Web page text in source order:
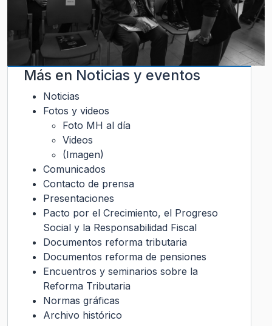
Más en Noticias y eventos
Noticias
Fotos y videos
Foto MH al día
Videos
(Imagen)
Comunicados
Contacto de prensa
Presentaciones
Pacto por el Crecimiento, el Progreso
Social y la Responsabilidad Fiscal
Documentos reforma tributaria
Documentos reforma de pensiones
Encuentros y seminarios sobre la
Reforma Tributaria
Normas gráficas
Archivo histórico